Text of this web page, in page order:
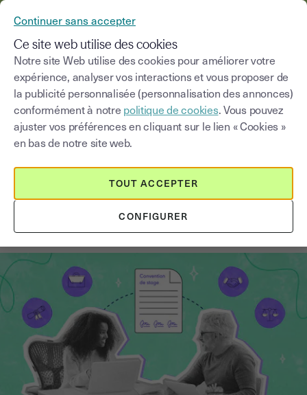
Blog
Choisir une catégorie Saisissez un terme
Convention de stage : tout ce qu'il
faut savoir !
Continuer sans accepter
Ce site web utilise des cookies
Notre site Web utilise des cookies pour améliorer votre
expérience, analyser vos interactions et vous proposer de
la publicité personnalisée (personnalisation des annonces)
conformément à notre politique de cookies. Vous pouvez
ajuster vos préférences en cliquant sur le lien « Cookies »
en bas de notre site web.
CONFIGURER
TOUT ACCEPTER